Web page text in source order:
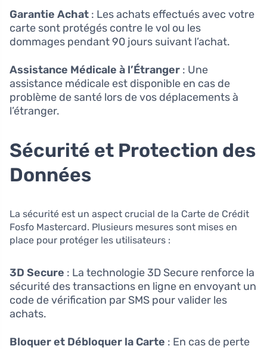
Garantie Achat : Les achats effectués avec votre
carte sont protégés contre le vol ou les
dommages pendant 90 jours suivant l’achat.
Assistance Médicale à l’Étranger : Une
assistance médicale est disponible en cas de
problème de santé lors de vos déplacements à
l’étranger.
Sécurité et Protection des
Données
La sécurité est un aspect crucial de la Carte de Crédit
Fosfo Mastercard. Plusieurs mesures sont mises en
place pour protéger les utilisateurs :
3D Secure : La technologie 3D Secure renforce la
sécurité des transactions en ligne en envoyant un
code de vérification par SMS pour valider les
achats.
Bloquer et Débloquer la Carte : En cas de perte